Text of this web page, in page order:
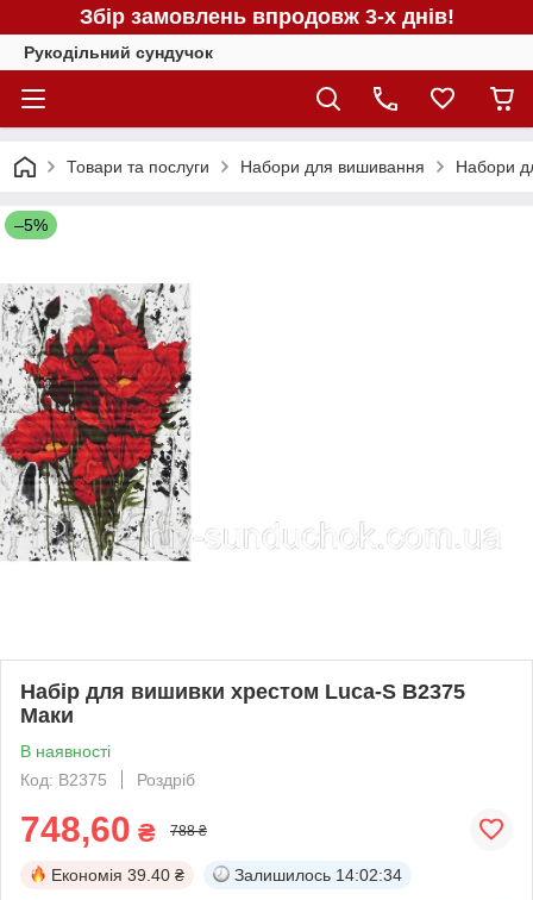
Збір замовлень впродовж 3-х днів!
Рукодільний сундучок
Товари та послуги Набори для вишивання Набори
–5%
Набір для вишивки хрестом Luca-S B2375
Маки
В наявності
Код: B2375
Роздріб
748,60 ₴ 788 ₴
Економія 39.40 ₴ Залишилось 14:02:34